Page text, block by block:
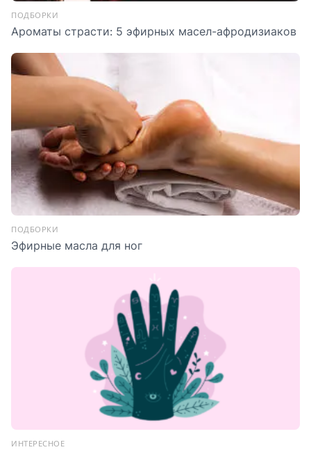
ПОДБОРКИ
Ароматы страсти: 5 эфирных масел-афродизиаков
ПОДБОРКИ
Эфирные масла для ног
ИНТЕРЕСНОЕ